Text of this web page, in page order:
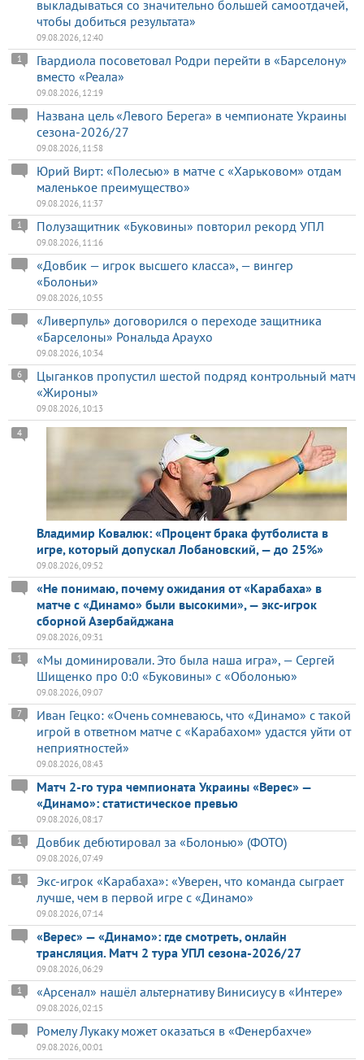
выкладываться со значительно большей самоотдачей,
чтобы добиться результата»
09.08.2026, 12:40
Гвардиола посоветовал Родри перейти в «Барселону»
вместо «Реала»
1
09.08.2026, 12:19
Названа цель «Левого Берега» в чемпионате Украины
сезона-2026/27
09.08.2026, 11:58
Юрий Вирт: «Полесью» в матче с «Харьковом» отдам
маленькое преимущество»
09.08.2026, 11:37
Полузащитник «Буковины» повторил рекорд УПЛ
1
09.08.2026, 11:16
«Довбик — игрок высшего класса», — вингер
«Болоньи»
09.08.2026, 10:55
«Ливерпуль» договорился о переходе защитника
«Барселоны» Рональда Араухо
09.08.2026, 10:34
Цыганков пропустил шестой подряд контрольный матч
«Жироны»
6
09.08.2026, 10:13
Владимир Ковалюк: «Процент брака футболиста в
игре, который допускал Лобановский, — до 25%»
4
09.08.2026, 09:52
«Не понимаю, почему ожидания от «Карабаха» в
матче с «Динамо» были высокими», — экс-игрок
сборной Азербайджана
09.08.2026, 09:31
«Мы доминировали. Это была наша игра», — Сергей
Шищенко про 0:0 «Буковины» с «Оболонью»
1
09.08.2026, 09:07
Иван Гецко: «Очень сомневаюсь, что «Динамо» с такой
игрой в ответном матче с «Карабахом» удастся уйти от
неприятностей»
7
09.08.2026, 08:43
Матч 2-го тура чемпионата Украины «Верес» —
«Динамо»: статистическое превью
09.08.2026, 08:17
Довбик дебютировал за «Болонью» (ФОТО)
1
09.08.2026, 07:49
Экс-игрок «Карабаха»: «Уверен, что команда сыграет
лучше, чем в первой игре с «Динамо»
1
09.08.2026, 07:14
«Верес» — «Динамо»: где смотреть, онлайн
трансляция. Матч 2 тура УПЛ сезона-2026/27
09.08.2026, 06:29
«Арсенал» нашёл альтернативу Винисиусу в «Интере»
1
09.08.2026, 02:15
Ромелу Лукаку может оказаться в «Фенербахче»
09.08.2026, 00:01